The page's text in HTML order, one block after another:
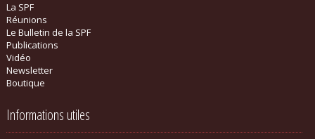
La SPF
Réunions
Le Bulletin de la SPF
Publications
Vidéo
Newsletter
Boutique
Informations utiles